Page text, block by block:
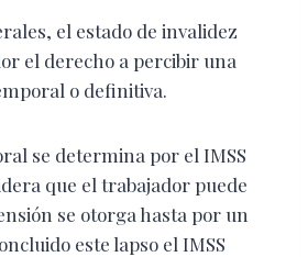
el estado de invalidez
el derecho a percibir una
o definitiva.
se determina por el IMSS
que el trabajador puede
se otorga hasta por un
este lapso el IMSS